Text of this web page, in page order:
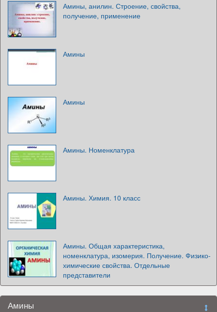
Амины, анилин. Строение, свойства,
получение, применение
Амины
Амины
Амины. Номенклатура
Амины. Химия. 10 класс
Амины. Общая характеристика,
номенклатура, изомерия. Получение. Физико-
химические свойства. Отдельные
представители
Амины